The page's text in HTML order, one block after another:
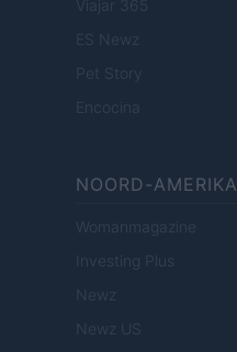
Viajar 365
ES Newz
Pet Story
Encocina
NOORD-AMERIKA
Womanmagazine
Investing Plus
Newz
Newz US